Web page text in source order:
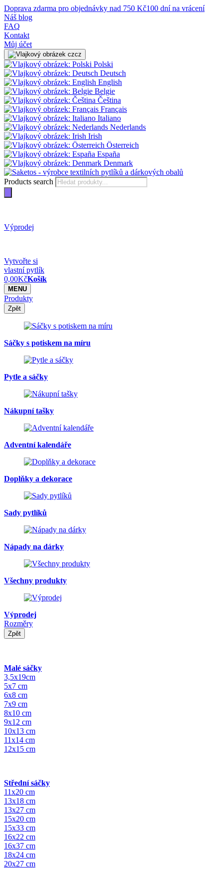
Doprava zdarma pro objednávky nad 750 Kč100 dní na vrácení
Náš blog
FAQ
Kontakt
Můj účet
cz
Polski
Deutsch
English
Belgie
Čeština
Français
Italiano
Nederlands
Irish
Österreich
España
Denmark
Products search
Výprodej
Vytvořte si
vlastní pytlík
0,00KčKošík
MENU
Produkty
Zpět
Sáčky s potiskem na míru
Pytle a sáčky
Nákupní tašky
Adventní kalendáře
Doplňky a dekorace
Sady pytlíků
Nápady na dárky
Všechny produkty
Výprodej
Rozměry
Zpět
Malé sáčky
3,5x19cm
5x7 cm
6x8 cm
7x9 cm
8x10 cm
9x12 cm
10x13 cm
11x14 cm
12x15 cm
Střední sáčky
11x20 cm
13x18 cm
13x27 cm
15x20 cm
15x33 cm
16x22 cm
16x37 cm
18x24 cm
20x27 cm